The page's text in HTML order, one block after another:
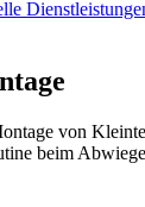
von
beim